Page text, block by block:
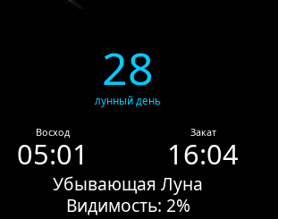
28
лунный день
Восход
05:01
Закат
16:04
Убывающая Луна
Видимость: 2%